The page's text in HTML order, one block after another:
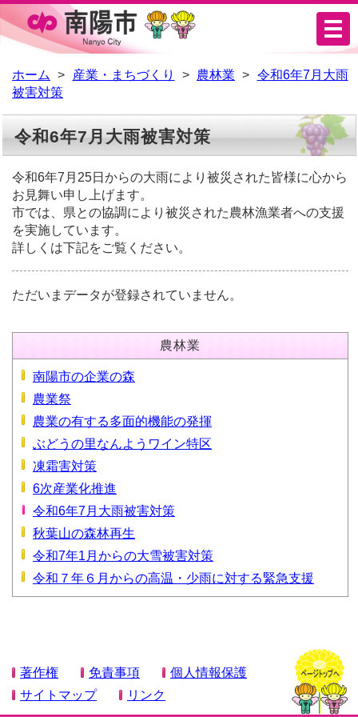
ニ
ュ
ホーム 産業・まちづくり 農林業
令和6年7月大雨
被害対策
令和6年7月大雨被害対策
令和6年7月25日からの大雨により被災された皆様に心から
お見舞い申し上げます。
市では、県との協調により被災された農林漁業者への支援
を実施しています。
詳しくは下記をご覧ください。
ただいまデータが登録されていません。
農林業
南陽市の企業の森
農業祭
農業の有する多面的機能の発揮
ぶどうの里なんようワイン特区
凍霜害対策
6次産業化推進
令和6年7月大雨被害対策
秋葉山の森林再生
令和7年1月からの大雪被害対策
令和７年６月からの高温・少雨に対する緊急支援
著作権 免責事項
個人情報保護
サイトマップ
リンク